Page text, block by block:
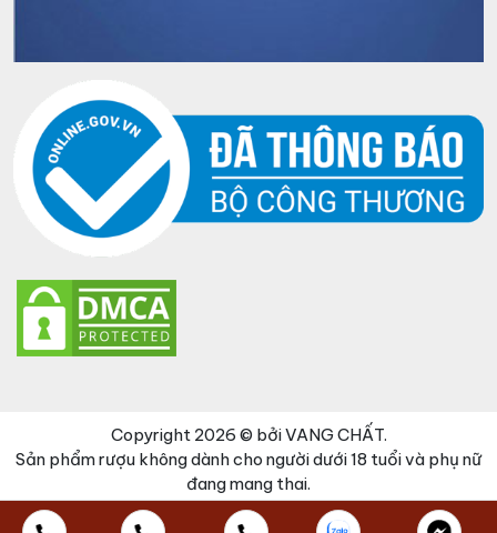
Copyright 2026 © bởi VANG CHẤT.
Sản phẩm rượu không dành cho người dưới 18 tuổi và phụ nữ
đang mang thai.